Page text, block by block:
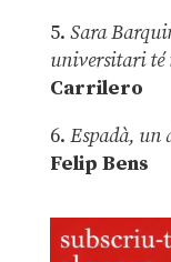
5. Sara
universitari té
Carrilero
6. Espadà, un
Felip Bens